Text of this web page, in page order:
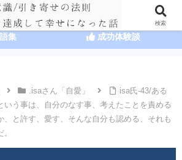
潜在意識の達人まとめ
集 成功体験談
.isaさん「自愛」
isa氏-43/ある
いう事は、自分のなす事、考えたことを責める
、と許す、愛す、そんな自分も認める、それも
検索